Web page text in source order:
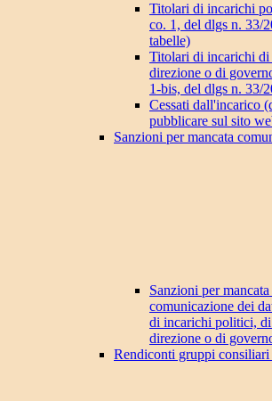
Titolari di incarichi
co. 1, del dlgs n. 33/
tabelle)
Titolari di incarichi di
direzione o di
1-bis, del dlgs n. 33/
Cessati dall'incarico
pubblicare sul sito
Sanzioni per mancata
Sanzioni per
comunicazione dei
di incarichi politici,
direzione o di
Rendiconti gruppi